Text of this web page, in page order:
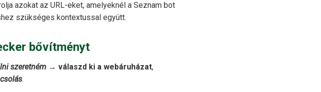
azokat az URL-eket, amelyeknél a Seznam bot
szükséges kontextussal együtt.
bővítményt
szeretném → válaszd ki a webáruházat,
.